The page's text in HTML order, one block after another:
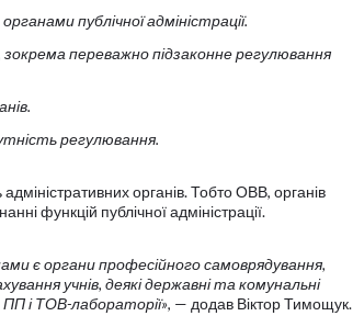
публічної адміністрації.
зокрема переважно підзаконне регулювання
регулювання.
органів. Тобто ОВВ, органів
функцій публічної адміністрації.
є органи професійного самоврядування,
учнів, деякі державні та комунальні
ПП і ТОВ-лабораторії», — додав Віктор Тимощук.